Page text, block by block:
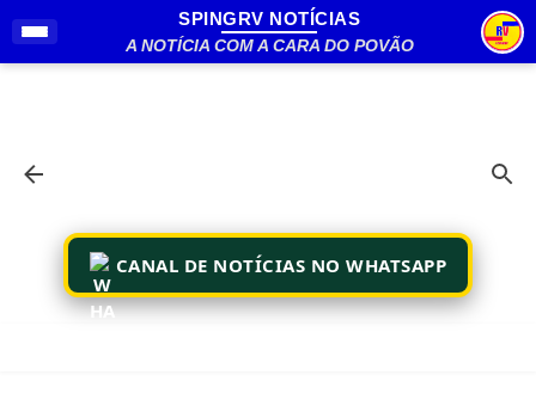
Pular para o conteúdo principal
SPINGRV NOTÍCIAS
A NOTÍCIA COM A CARA DO POVÃO
CANAL DE NOTÍCIAS NO WHATSAPP